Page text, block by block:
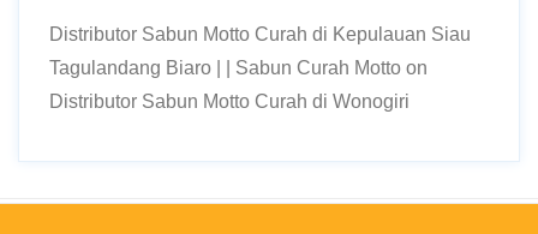
Distributor Sabun Motto Curah di Kepulauan Siau
Tagulandang Biaro | | Sabun Curah Motto on
Distributor Sabun Motto Curah di Wonogiri